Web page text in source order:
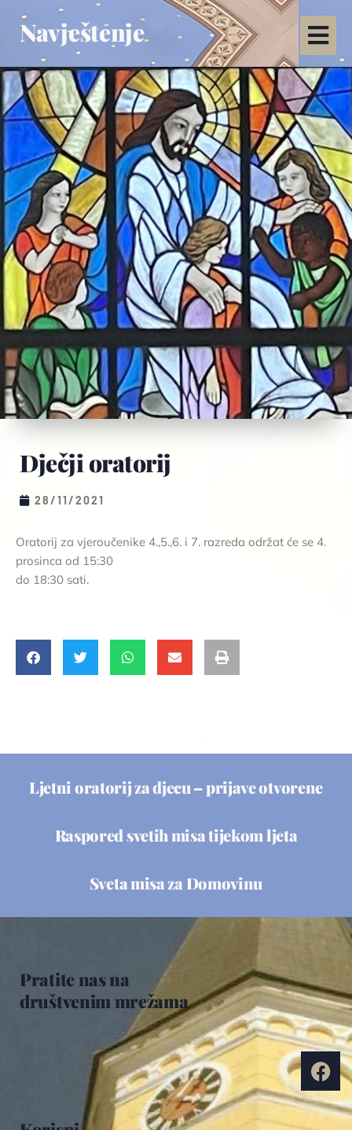
Navještenje
Dječji oratorij
28/11/2021
Oratorij za vjeroučenike 4.,5.,6. i 7. razreda održat će se 4.
prosinca od 15:30
do 18:30 sati.
Ljetni oratorij za djecu – prijave otvorene
Raspored svetih misa tijekom ljeta
Sveta misa za Domovinu
Pratite nas na
društvenim mrežama